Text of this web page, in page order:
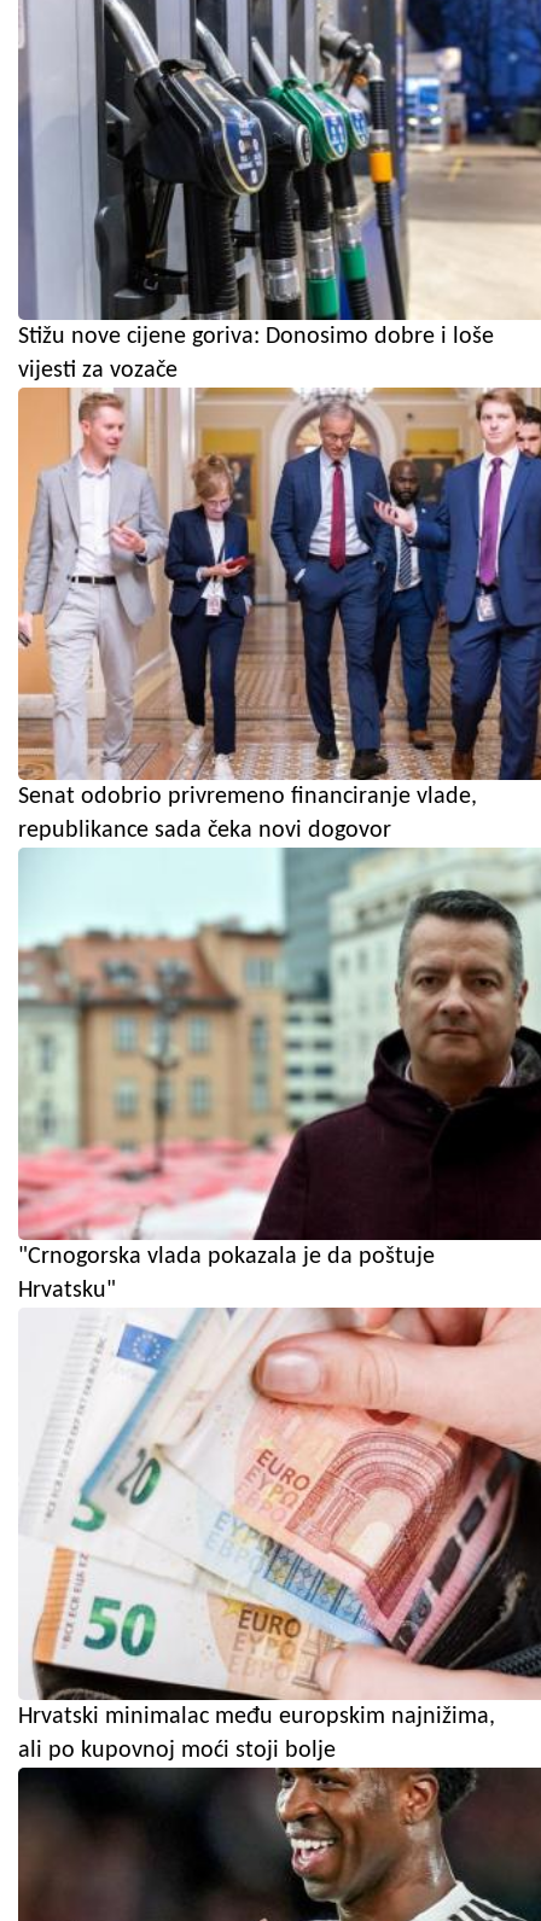
Stižu nove cijene goriva: Donosimo dobre i loše
vijesti za vozače
Senat odobrio privremeno financiranje vlade,
republikance sada čeka novi dogovor
"Crnogorska vlada pokazala je da poštuje
Hrvatsku"
Hrvatski minimalac među europskim najnižima,
ali po kupovnoj moći stoji bolje